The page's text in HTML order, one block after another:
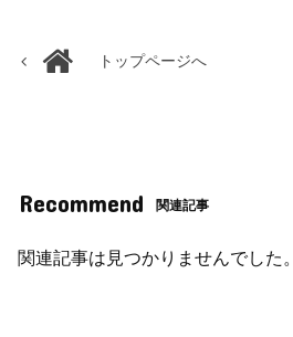
トップページへ
Recommend 関連記事
関連記事は見つかりませんでした。